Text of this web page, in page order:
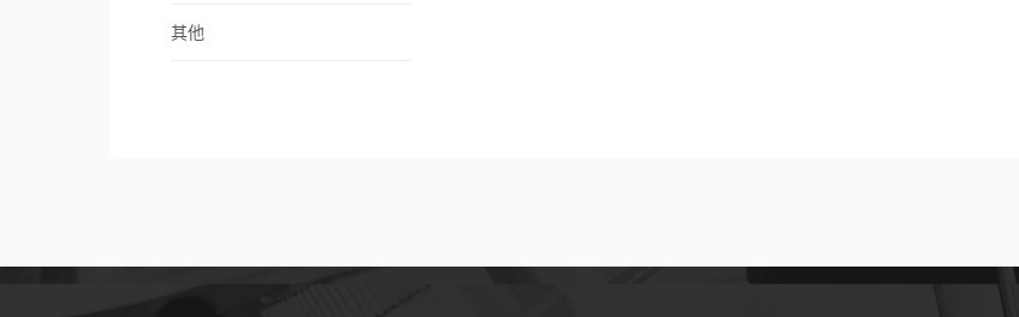
其他